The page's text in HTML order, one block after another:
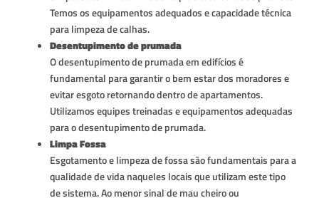
Temos os equipamentos adequados e capacidade técnica
para limpeza de calhas.
Desentupimento de prumada
O desentupimento de prumada em edifícios é
fundamental para garantir o bem estar dos moradores e
evitar esgoto retornando dentro de apartamentos.
Utilizamos equipes treinadas e equipamentos adequadas
para o desentupimento de prumada.
Limpa Fossa
Esgotamento e limpeza de fossa são fundamentais para a
qualidade de vida naqueles locais que utilizam este tipo
de sistema. Ao menor sinal de mau cheiro ou